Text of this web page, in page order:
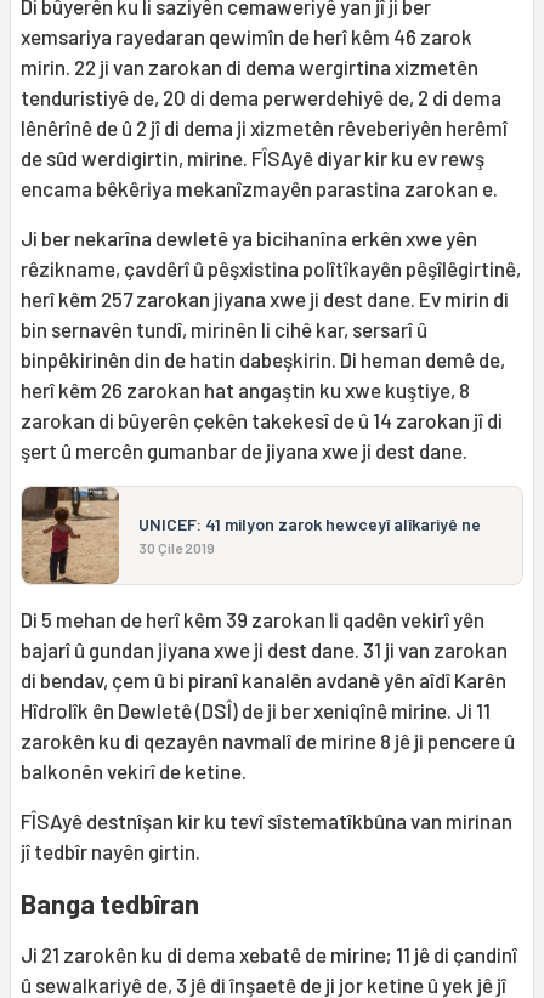
Di bûyerên ku li saziyên cemaweriyê yan jî ji ber
xemsariya rayedaran qewimîn de herî kêm 46 zarok
mirin. 22 ji van zarokan di dema wergirtina xizmetên
tenduristiyê de, 20 di dema perwerdehiyê de, 2 di dema
lênêrînê de û 2 jî di dema ji xizmetên rêveberiyên herêmî
de sûd werdigirtin, mirine. FÎSAyê diyar kir ku ev rewş
encama bêkêriya mekanîzmayên parastina zarokan e.
Ji ber nekarîna dewletê ya bicihanîna erkên xwe yên
rêzikname, çavdêrî û pêşxistina polîtîkayên pêşîlêgirtinê,
herî kêm 257 zarokan jiyana xwe ji dest dane. Ev mirin di
bin sernavên tundî, mirinên li cihê kar, sersarî û
binpêkirinên din de hatin dabeşkirin. Di heman demê de,
herî kêm 26 zarokan hat angaştin ku xwe kuştiye, 8
zarokan di bûyerên çekên takekesî de û 14 zarokan jî di
şert û mercên gumanbar de jiyana xwe ji dest dane.
UNICEF: 41 milyon zarok hewceyî alîkariyê ne
30 Çile 2019
Di 5 mehan de herî kêm 39 zarokan li qadên vekirî yên
bajarî û gundan jiyana xwe ji dest dane. 31 ji van zarokan
di bendav, çem û bi piranî kanalên avdanê yên aîdî Karên
Hîdrolîk ên Dewletê (DSÎ) de ji ber xeniqînê mirine. Ji 11
zarokên ku di qezayên navmalî de mirine 8 jê ji pencere û
balkonên vekirî de ketine.
FÎSAyê destnîşan kir ku tevî sîstematîkbûna van mirinan
jî tedbîr nayên girtin.
Banga tedbîran
Ji 21 zarokên ku di dema xebatê de mirine; 11 jê di çandinî
û sewalkariyê de, 3 jê di înşaetê de ji jor ketine û yek jê jî